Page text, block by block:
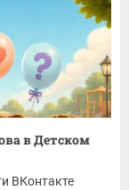
в Детском
ВКонтакте